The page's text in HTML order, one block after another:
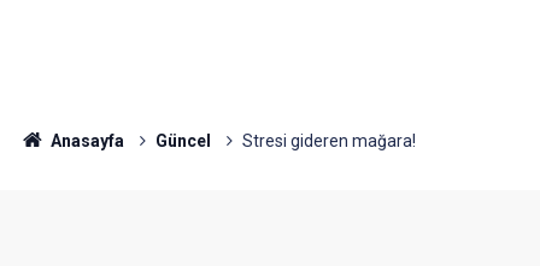
Anasayfa Güncel Stresi gideren mağara!